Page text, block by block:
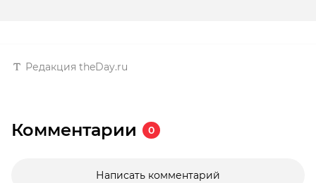
Редакция theDay.ru
Комментарии 0
Написать комментарий